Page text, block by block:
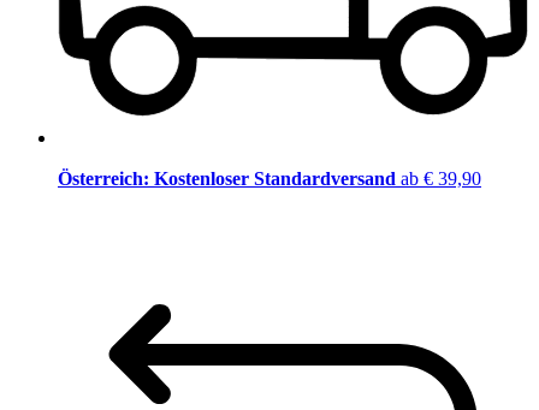
Österreich: Kostenloser Standardversand ab € 39,90